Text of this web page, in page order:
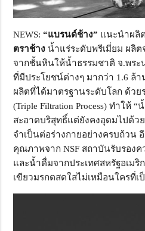
NEWS:“แบรนด์ช้าง” แนะนำผ
ตราช้าง น้ำแร่ระดับพรีเมี่ยม ผลิ
จากชั้นหินให้น้ำธรรมชาติ จ.พระ
ที่มีประโยชน์ต่างๆ มากว่า 1.6 ล้
ผลิตที่ได้มาตรฐานระดับโลก ด้วย
(Triple Filtration Process) ทำให้
สะอาดบริสุทธิ์แต่ยังคงอุดมไปด้ว
จำเป็นต่อร่างกายอย่างครบถ้วน
คุณภาพจาก NSF สถาบันรับรอง
และน้ำดื่มจากประเทศสหรัฐอเม
เขียวมรกตสดใสไม่เหมือนใครที่เ